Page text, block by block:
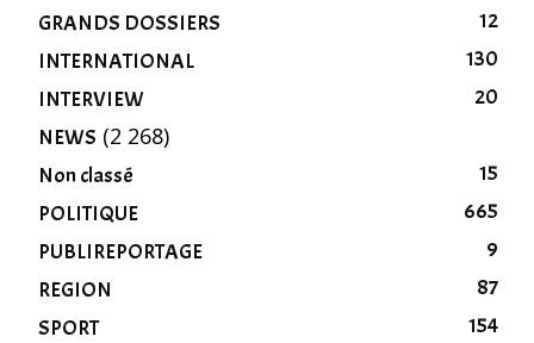
GRANDS DOSSIERS
12
INTERNATIONAL
130
INTERVIEW
20
NEWS (2 268)
Non classé
15
POLITIQUE
665
PUBLIREPORTAGE
9
REGION
87
SPORT
154